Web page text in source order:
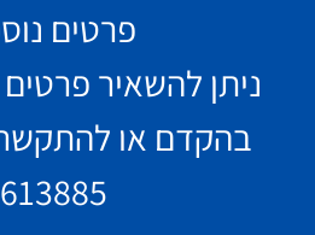
פרטים
ניתן להשאיר פרטים
בהקדם או